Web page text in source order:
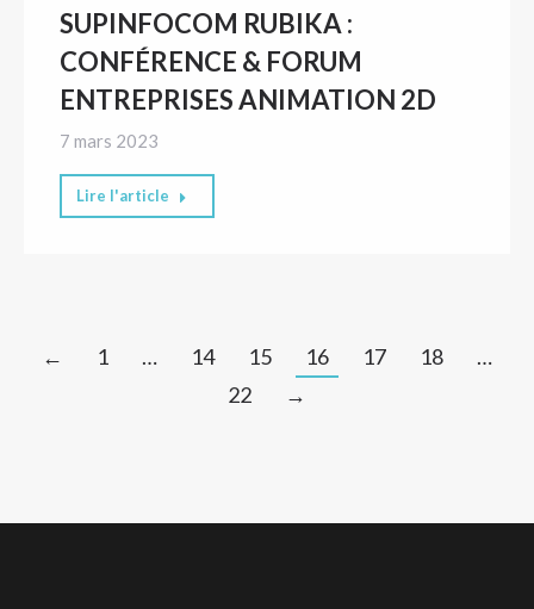
SUPINFOCOM RUBIKA :
CONFÉRENCE & FORUM
ENTREPRISES ANIMATION 2D
7 mars 2023
Lire l'article
← 1 … 14 15 16 17 18
…
22
→